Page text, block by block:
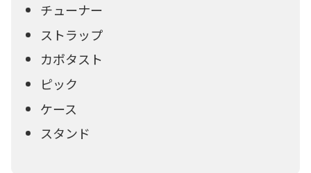
チューナー
ストラップ
カポタスト
ピック
ケース
スタンド